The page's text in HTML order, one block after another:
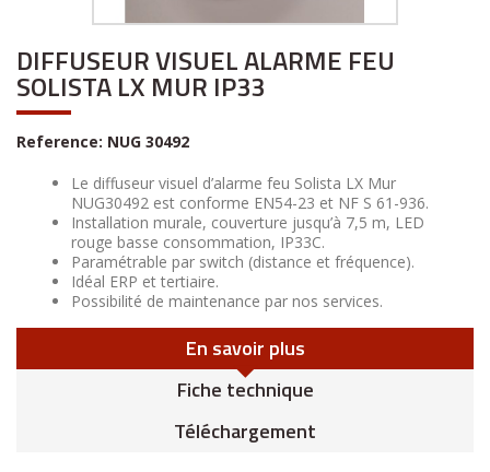
DIFFUSEUR VISUEL ALARME FEU
SOLISTA LX MUR IP33
Reference: NUG 30492
Le diffuseur visuel d’alarme feu Solista LX Mur
NUG30492 est conforme EN54-23 et NF S 61-936.
Installation murale, couverture jusqu’à 7,5 m, LED
rouge basse consommation, IP33C.
Paramétrable par switch (distance et fréquence).
Idéal ERP et tertiaire.
Possibilité de maintenance par nos services.
En savoir plus
Fiche technique
Téléchargement